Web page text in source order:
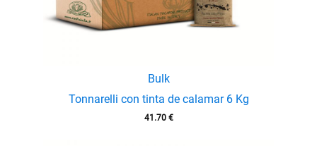
Bulk
Tonnarelli con tinta de calamar 6 Kg
41.70 €